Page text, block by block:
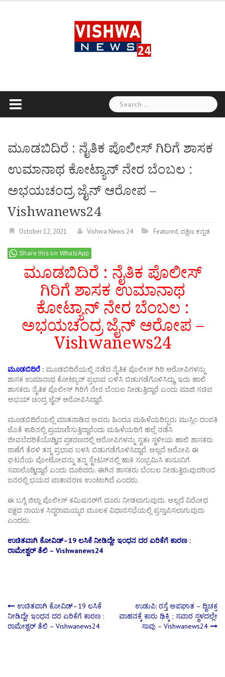
Search
for:
ಮೂಡಬಿದಿರೆ : ನೈತಿಕ ಪೊಲೀಸ್ ಗಿರಿಗೆ ಶಾಸಕ
ಉಮಾನಾಥ ಕೋಟ್ಯಾನ್ ನೇರ ಬೆಂಬಲ :
ಅಭಯಚಂದ್ರ ಜೈನ್ ಆರೋಪ –
Vishwanews24
October 12, 2021 Vishwa News 24 Featured,ದಕ್ಷಿಣ ಕನ್ನಡ
Share this on WhatsApp
ಮೂಡಬಿದಿರೆ : ನೈತಿಕ ಪೊಲೀಸ್
ಗಿರಿಗೆ ಶಾಸಕ ಉಮಾನಾಥ
ಕೋಟ್ಯಾನ್ ನೇರ ಬೆಂಬಲ :
ಅಭಯಚಂದ್ರ ಜೈನ್ ಆರೋಪ –
Vishwanews24
ಮೂಡಬಿದಿರೆ : ಮೂಡಬಿದಿರೆಯಲ್ಲಿ ನಡೆದ ನೈತಿಕ ಪೊಲೀಸ್ ಗಿರಿ ಆರೋಪಿಗಳನ್ನು
ಶಾಸಕ ಉಮಾನಾಥ ಕೋಟ್ಯಾನ್ ಪ್ರಭಾವ ಬಳಿಸಿ ಬಿಡುಗಡೆಗೊಳಿಸಿದ್ದು, ಇದು ಹಾಲಿ
ಶಾಸಕರು ನೈತಿಕ ಪೊಲೀಸ್ ಗಿರಿಗೆ ನೇರ ಬೆಂಬಲ ನೀಡುತ್ತಿದ್ದಾರೆ ಎಂದು ಮಾಜಿ ಸಚಿವ
ಅಭಯ್ ಚಂದ್ರ ಜೈನ್ ಆರೋಪಿಸಿದ್ದಾರೆ.
ಮೂಡಬಿದಿರೆಯಲ್ಲಿ ಮಾತನಾಡಿದ ಅವರು ಹಿಂದೂ ಮಹಿಳೆಯರಿಬ್ಬರು ಮುಸ್ಲಿಂ ದಂಪತಿ
ಜೊತೆ ಕಾರಿನಲ್ಲಿ ಪ್ರಯಾಣಿಸುತ್ತಿದ್ದಾರೆಂದು ಮಹಿಳೆಯರಿಗೆ ಹಲ್ಲೆ ನಡೆಸಿ
ಜೀವಬೆದರಿಕೆಯೊಡ್ಡಿದ ಪ್ರಕರಣದಲ್ಲಿ ಆರೋಪಿಗಳನ್ನು ಸ್ವತಃ ಸ್ಥಳೀಯ ಹಾಲಿ ಶಾಸಕರು
ಠಾಣೆಗೆ ತೆರಳಿ ತನ್ನ ಪ್ರಭಾವ ಬಳಸಿ ಬಿಡುಗಡೆಗೊಳಿಸಿದ್ದಾರೆ. ಅಲ್ಲದೆ ಆರೋಪಿ ಈ
ಘಟನೆಯ ಪೋಟೋವನ್ನು ತನ್ನ ಸ್ಟೇಟಸ್‌ನಲ್ಲಿ ಹಾಕಿ ಸಂಭ್ರಮಿಸಿ ಕಾನೂನಿಗೆ
ಸವಾಲೊಡ್ಡಿದ್ದಾರೆ ಎಂದು ದೂರಿದರು. ಈಗಿನ ಶಾಸಕರು ಬೆಂಬಲ ನೀಡುತ್ತಿರುವುದರಿಂದ
ಜನರಲ್ಲಿ ಭಯದ ವಾತಾವರಣ ಉಂಟಾಗಿದೆ ಎಂದರು.
ಈ ಬಗ್ಗೆ ಜಿಲ್ಲಾ ಪೊಲೀಸ್ ಕಮಿಷನರ್‌ಗೆ ದೂರು ನೀಡಲಾಗುವುದು. ಅಲ್ಲದೆ ವಿರೋಧ
ಪಕ್ಷದ ನಾಯಕ ಸಿದ್ಧರಾಮಯ್ಯರ ಮೂಲಕ ವಿಧಾನಸಭೆಯಲ್ಲಿ ಪ್ರಸ್ತಾಪಿಸಲಾಗುವುದು
ಎಂದರು.
ಉಚಿತವಾಗಿ ಕೋವಿಡ್–19 ಲಸಿಕೆ ನೀಡಿದ್ದೇ ಇಂಧನ ದರ ಏರಿಕೆಗೆ ಕಾರಣ :
ರಾಮೇಶ್ವರ್ ತೆಲಿ – Vishwanews24
Post
navigation
ಉಚಿತವಾಗಿ ಕೋವಿಡ್–19 ಲಸಿಕೆ
ನೀಡಿದ್ದೇ ಇಂಧನ ದರ ಏರಿಕೆಗೆ ಕಾರಣ :
ರಾಮೇಶ್ವರ್ ತೆಲಿ – Vishwanews24
ಉಡುಪಿ: ರಸ್ತೆ ಅಪಘಾತ – ದ್ವಿಚಕ್ರ
ವಾಹನಕ್ಕೆ ಕಾರು ಢಿಕ್ಕಿ ; ಸವಾರ ಸ್ಥಳದಲ್ಲೇ
ಸಾವು – Vishwanews24